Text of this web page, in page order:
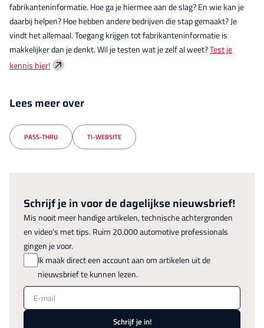
fabrikanteninformatie. Hoe ga je hiermee aan de slag? En wie kan je
daarbij helpen? Hoe hebben andere bedrijven die stap gemaakt? Je
vindt het allemaal. Toegang krijgen tot fabrikanteninformatie is
makkelijker dan je denkt. Wil je testen wat je zelf al weet?Test je
kennis hier!
Lees meer over
PASS-THRU TI-WEBSITE
Schrijf je in voor de dagelijkse nieuwsbrief!
Mis nooit meer handige artikelen, technische achtergronden
en video's met tips. Ruim 20.000 automotive professionals
gingen je voor.
Ik maak direct een account aan om artikelen uit de
nieuwsbrief te kunnen lezen.
E-mail
Schrijf je in!